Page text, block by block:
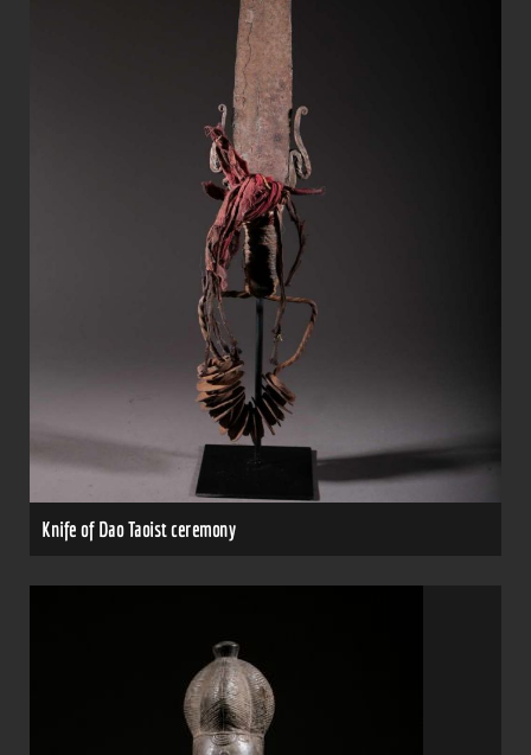
Knife of Dao Taoist ceremony